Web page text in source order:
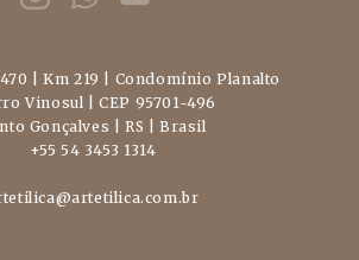
| Km 219 | Condomínio Planalto
Vinosul | CEP 95701-496
Gonçalves | RS | Brasil
+55 54 3453 1314